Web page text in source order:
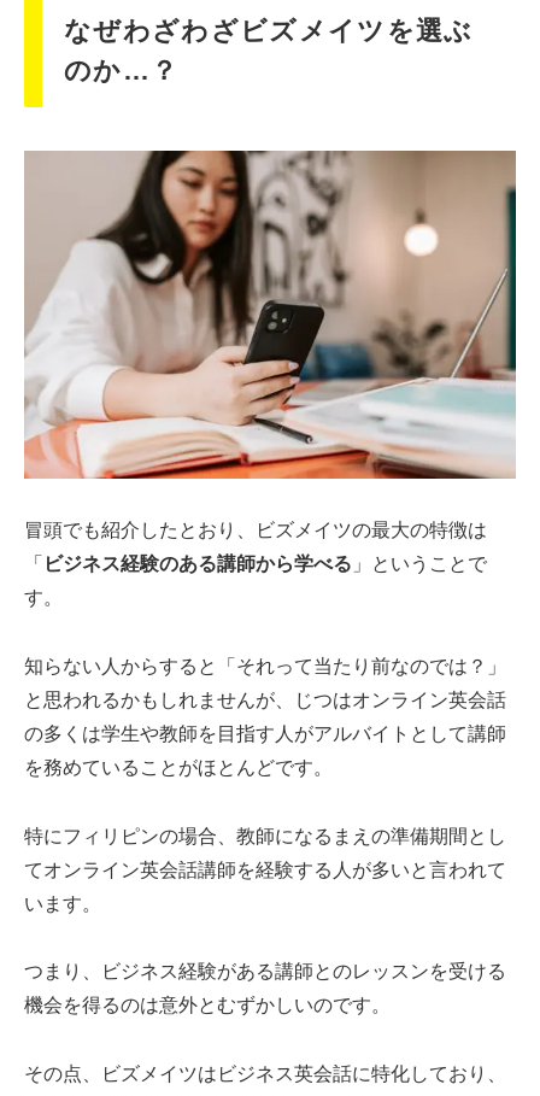
なぜわざわざビズメイツを選ぶ
のか…？
冒頭でも紹介したとおり、ビズメイツの最大の特徴は
「 ビジネス経験のある講師から学べる 」ということで
す。
知らない人からすると「それって当たり前なのでは？」
と思われるかもしれませんが、じつはオンライン英会話
の多くは学生や教師を目指す人がアルバイトとして講師
を務めていることがほとんどです。
特にフィリピンの場合、教師になるまえの準備期間とし
てオンライン英会話講師を経験する人が多いと言われて
います。
つまり、ビジネス経験がある講師とのレッスンを受ける
機会を得るのは意外とむずかしいのです。
その点、ビズメイツはビジネス英会話に特化しており、